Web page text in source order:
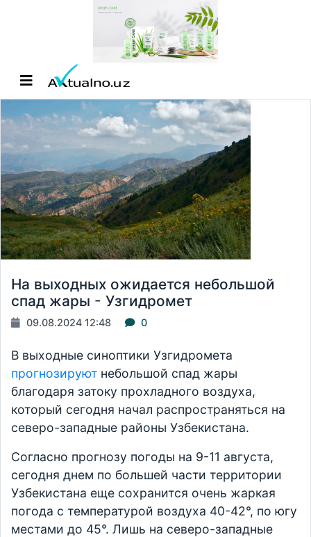
На выходных ожидается небольшой
спад жары - Узгидромет
09.08.2024 12:48 0
В выходные синоптики Узгидромета
прогнозируют небольшой спад жары
благодаря затоку прохладного воздуха,
который сегодня начал распространяться на
северо-западные районы Узбекистана.
Согласно прогнозу погоды на 9-11 августа,
сегодня днем по большей части территории
Узбекистана еще сохранится очень жаркая
погода с температурой воздуха 40-42°, по югу
местами до 45°. Лишь на северо-западные